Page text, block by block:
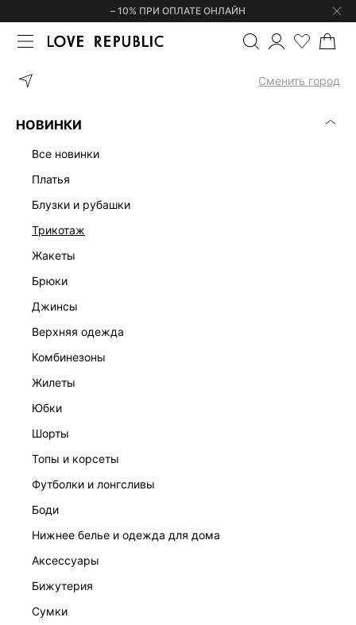
– 10% ПРИ ОПЛАТЕ ОНЛАЙН
Сменить город
НОВИНКИ
все новинки
платья
блузки и рубашки
трикотаж
жакеты
брюки
джинсы
верхняя одежда
комбинезоны
жилеты
юбки
шорты
топы и корсеты
футболки и лонгсливы
боди
нижнее белье и одежда для дома
аксессуары
бижутерия
сумки
ГЛАВНАЯ
ОДНОБОРТНЫЕ
КОЛЛЕКЦИЯ СТУДИО